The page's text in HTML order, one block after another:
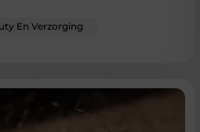
En Verzorging